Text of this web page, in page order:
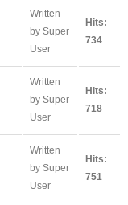
Written
by Super
User
Hits:
734
Written
by Super
User
Hits:
718
Written
by Super
User
Hits:
751